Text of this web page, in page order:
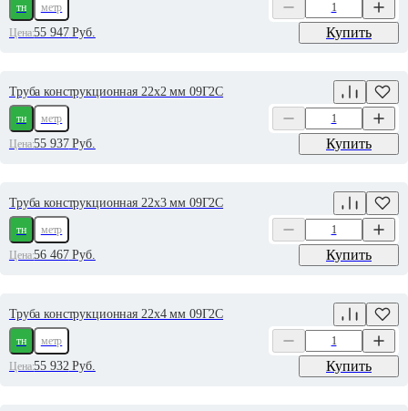
тн
метр
Цена:55 947Руб. Купить
Труба конструкционная 22х2 мм 09Г2С
тн
метр
Цена:55 937Руб. Купить
Труба конструкционная 22х3 мм 09Г2С
тн
метр
Цена:56 467Руб. Купить
Труба конструкционная 22х4 мм 09Г2С
тн
метр
Цена:55 932Руб. Купить